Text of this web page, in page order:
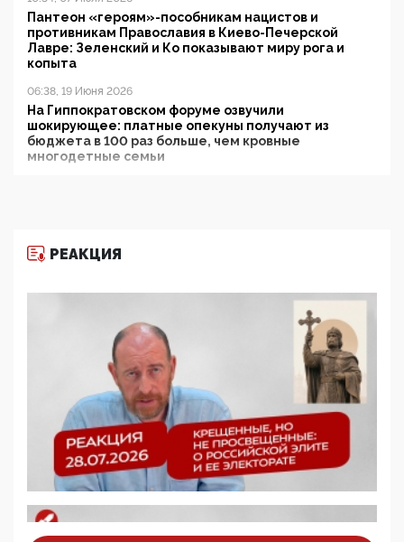
Пантеон «героям»-пособникам нацистов и
противникам Православия в Киево-Печерской
Лавре: Зеленский и Ко показывают миру рога и
копыта
06:38, 19 Июня 2026
На Гиппократовском форуме озвучили
шокирующее: платные опекуны получают из
бюджета в 100 раз больше, чем кровные
многодетные семьи
11:53, 09 Июня 2026
деятельность ИИТО ЮНЕСКО в России, но
цифроглобалисты продолжают определять
повестку в образовании
09:43, 01 Июня 2026
5G за счет здоровья граждан: Минцифры намерено
отобрать у регионов и муниципалитетов право
защищать жилые дома и социальные объекты от
05:58, 26 Мая 2026
Роскомнадзор освободили от борца с
деструктивным и опасным контентом
07:39, 25 Мая 2026
РЕАКЦИЯ